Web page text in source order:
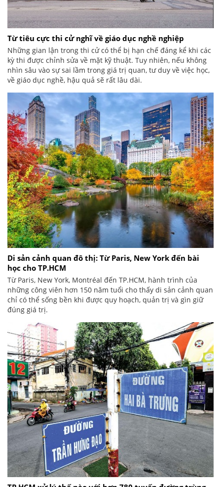
Từ tiêu cực thi cử nghĩ về giáo dục nghề nghiệp
Những gian lận trong thi cử có thể bị hạn chế đáng kể khi các
kỳ thi được chỉnh sửa về mặt kỹ thuật. Tuy nhiên, nếu không
nhìn sâu vào sự sai lầm trong giá trị quan, tư duy về việc học,
về giáo dục nghề, hậu quả sẽ rất lâu dài.
Di sản cảnh quan đô thị: Từ Paris, New York đến bài
học cho TP.HCM
Từ Paris, New York, Montréal đến TP.HCM, hành trình của
những công viên hơn 150 năm tuổi cho thấy di sản cảnh quan
chỉ có thể sống bền khi được quy hoạch, quản trị và gìn giữ
đúng giá trị.